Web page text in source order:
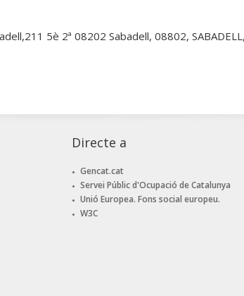
5è 2ª 08202 Sabadell, 08802,
Directe a
Gencat.cat
Servei Públic d'Ocupació de Catalunya
Unió Europea. Fons social europeu.
W3C